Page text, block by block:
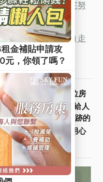
找？星鴻社會住宅努
星鴻社會住宅努力走
管
真誠傾聽每一位房
好的住宅環境能帶給人
，而是對您不著痕跡的
詢更多資訊，星鴻用心